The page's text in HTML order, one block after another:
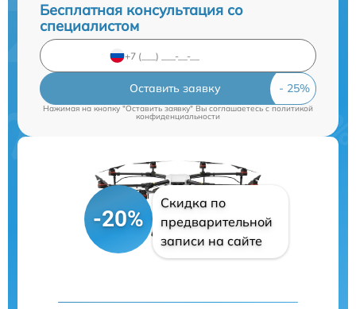
Бесплатная консультация со
специалистом
Оставить заявку
Нажимая на кнопку "Оставить заявку" Вы соглашаетесь cполитикой
конфиденциальности
-20%
Скидка по
предварительной
записи на сайте